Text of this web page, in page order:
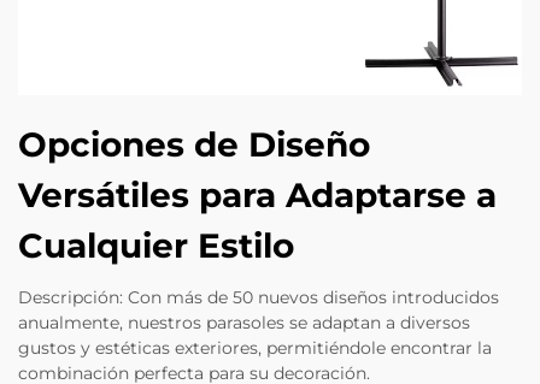
Opciones de Diseño
Versátiles para Adaptarse a
Cualquier Estilo
Descripción: Con más de 50 nuevos diseños introducidos
anualmente, nuestros parasoles se adaptan a diversos
gustos y estéticas exteriores, permitiéndole encontrar la
combinación perfecta para su decoración.